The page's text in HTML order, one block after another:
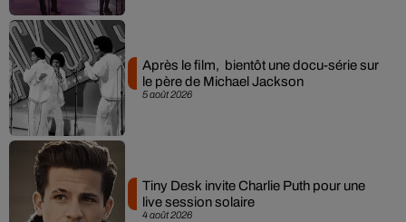
5 août 2026
Après le film, bientôt une docu-série sur
le père de Michael Jackson
4 août 2026
Tiny Desk invite Charlie Puth pour une
live session solaire